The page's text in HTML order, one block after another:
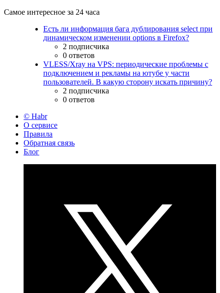
Самое интересное за 24 часа
Есть ли информация бага дублирования select при
динамическом изменении options в Firefox?
2 подписчика
0 ответов
VLESS/Xray на VPS: периодические проблемы с
подключением и рекламы на ютубе у части
пользователей. В какую сторону искать причину?
2 подписчика
0 ответов
© Habr
О сервисе
Правила
Обратная связь
Блог